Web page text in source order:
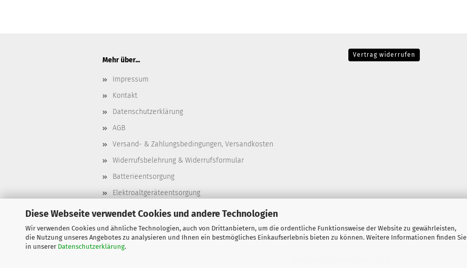
Diese Webseite verwendet Cookies und andere Technologien
Wir verwenden Cookies und ähnliche Technologien, auch von Drittanbietern, um die ordentliche Funktionsweise der Website zu gewährleisten,
die Nutzung unseres Angebotes zu analysieren und Ihnen ein bestmögliches Einkaufserlebnis bieten zu können. Weitere Informationen finden Sie
in unserer Datenschutzerklärung.
Mehr über...
Impressum
Kontakt
Datenschutzerklärung
AGB
Versand- & Zahlungsbedingungen, Versandkosten
Widerrufsbelehrung & Widerrufsformular
Batterieentsorgung
Elektroaltgeräteentsorgung
Cookie Einstellungen
Vertrag widerrufen